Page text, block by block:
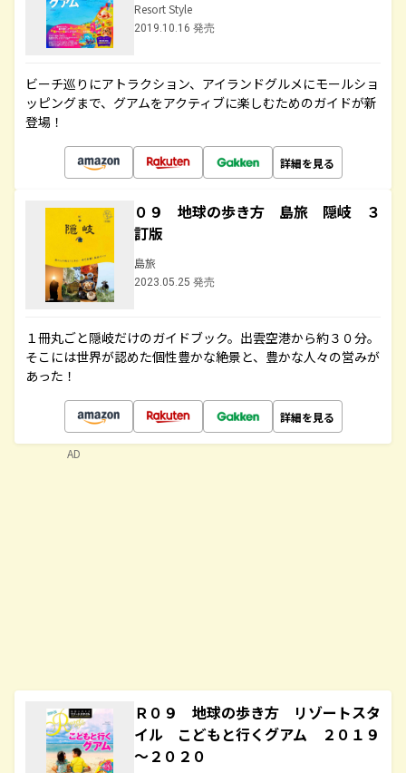
Resort Style
2019.10.16 発売
ビーチ巡りにアトラクション、アイランドグルメにモールショ
ッピングまで、グアムをアクティブに楽しむためのガイドが新
登場！
詳細を見る
０９ 地球の歩き方 島旅 隠岐 ３
訂版
島旅
2023.05.25 発売
１冊丸ごと隠岐だけのガイドブック。出雲空港から約３０分。
そこには世界が認めた個性豊かな絶景と、豊かな人々の営みが
あった！
詳細を見る
Ｒ０９ 地球の歩き方 リゾートスタ
イル こどもと行くグアム ２０１９
～２０２０
AD